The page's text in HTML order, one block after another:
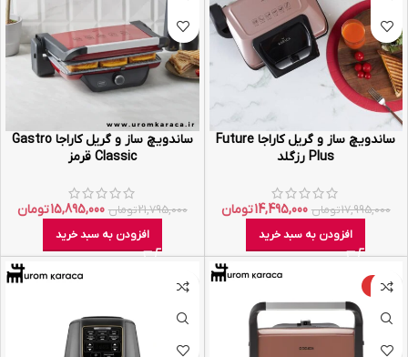
ساندویچ ساز و گریل کاراجا Future
Plus رزگلد
17,995,000تومان 14,495,000تومان
افزودن به سبد خرید
ساندویچ ساز و گریل کاراجا Gastro
Classic قرمز
21,795,000تومان 15,895,000تومان
افزودن به سبد خرید
-21%